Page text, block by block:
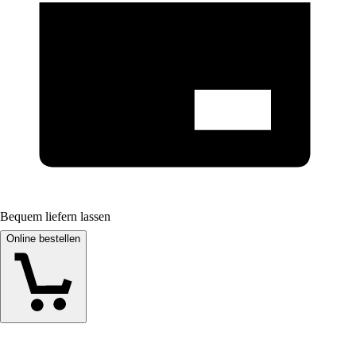
Bequem liefern lassen
Online bestellen